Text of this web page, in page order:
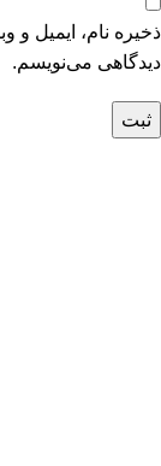
ذخیره نام، ایمیل و
دیدگاهی می‌نویسم.